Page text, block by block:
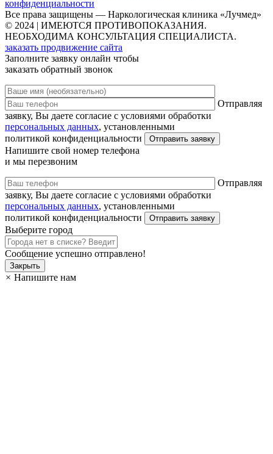
конфиденциальности
Все права защищены — Наркологическая клиника «Лучмед»
© 2024 | ИМЕЮТСЯ ПРОТИВОПОКАЗАНИЯ.
НЕОБХОДИМА КОНСУЛЬТАЦИЯ СПЕЦИАЛИСТА.
заказать продвижение сайта
Заполните заявку онлайн чтобы
заказать обратный звонок
Отправляя
заявку, Вы даете согласие с условиями обработки
персональных данных, установленными
политикой конфиденциальности
Напишите свой номер телефона
и мы перезвоним
Отправляя
заявку, Вы даете согласие с условиями обработки
персональных данных, установленными
политикой конфиденциальности
Выберите город
Сообщение успешно отправлено!
Закрыть
× Напишите нам